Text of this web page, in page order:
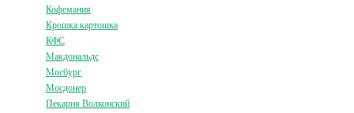
Кофемания
Крошка картошка
КФС
Макдональдс
Мосбург
Мосдонер
Пекарня Волконский